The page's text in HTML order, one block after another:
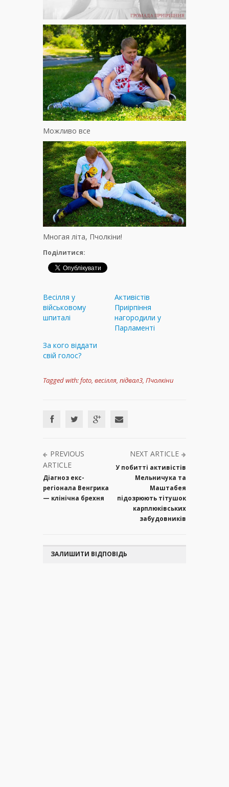
Можливо все
Многая літа, Пчолкіни!
Поділитися:
Весілля у
військовому
шпиталі
Активістів
Приірпіння
нагородили у
Парламенті
За кого віддати
свій голос?
Tagged with:foto, весілля, підвал3, Пчолкіни
PREVIOUS
ARTICLE
Діагноз екс-
регіонала Венгрика
— клінічна брехня
NEXT ARTICLE
У побитті активістів
Мельничука та
Маштабея
підозрюють тітушок
карплюківських
забудовників
ЗАЛИШИТИ ВІДПОВІДЬ